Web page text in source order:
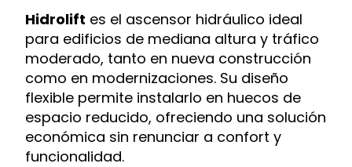
Hidrolift es el ascensor hidráulico ideal
para edificios de mediana altura y tráfico
moderado, tanto en nueva construcción
como en modernizaciones. Su diseño
flexible permite instalarlo en huecos de
espacio reducido, ofreciendo una solución
económica sin renunciar a confort y
funcionalidad.